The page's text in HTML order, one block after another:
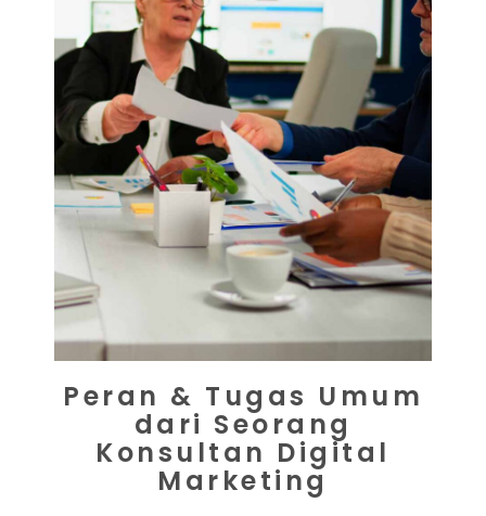
Peran & Tugas Umum
dari Seorang
Konsultan Digital
Marketing